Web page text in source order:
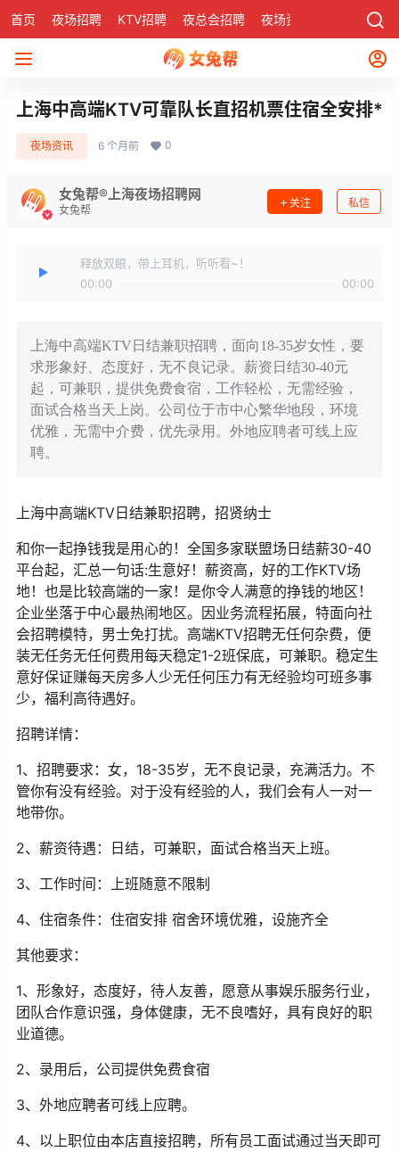
首页 夜场招聘 KTV招聘 夜总会招聘 夜场资讯 社区
上海中高端KTV可靠队长直招机票住宿全安排*
夜场资讯 6 个月前 0
女兔帮®上海夜场招聘网
女兔帮
关注 私信
释放双眼，带上耳机，听听看~！
00:00
00:00
上海中高端KTV日结兼职招聘，面向18-35岁女性，要
求形象好、态度好，无不良记录。薪资日结30-40元
起，可兼职，提供免费食宿，工作轻松，无需经验，
面试合格当天上岗。公司位于市中心繁华地段，环境
优雅，无需中介费，优先录用。外地应聘者可线上应
聘。
上海中高端KTV日结兼职招聘，招贤纳士
和你一起挣钱我是用心的！全国多家联盟场日结薪30-40
平台起，汇总一句话:生意好！薪资高，好的工作KTV场
地！也是比较高端的一家！是你令人满意的挣钱的地区！
企业坐落于中心最热闹地区。因业务流程拓展，特面向社
会招聘模特，男士免打扰。高端KTV招聘无任何杂费，便
装无任务无任何费用每天稳定1-2班保底，可兼职。稳定生
意好保证赚每天房多人少无任何压力有无经验均可班多事
少，福利高待遇好。
招聘详情：
1、招聘要求：女，18-35岁，无不良记录，充满活力。不
管你有没有经验。对于没有经验的人，我们会有人一对一
地带你。
2、薪资待遇：日结，可兼职，面试合格当天上班。
3、工作时间：上班随意不限制
4、住宿条件：住宿安排 宿舍环境优雅，设施齐全
其他要求：
1、形象好，态度好，待人友善，愿意从事娱乐服务行业，
团队合作意识强，身体健康，无不良嗜好，具有良好的职
业道德。
2、录用后，公司提供免费食宿
3、外地应聘者可线上应聘。
4、以上职位由本店直接招聘，所有员工面试通过当天即可